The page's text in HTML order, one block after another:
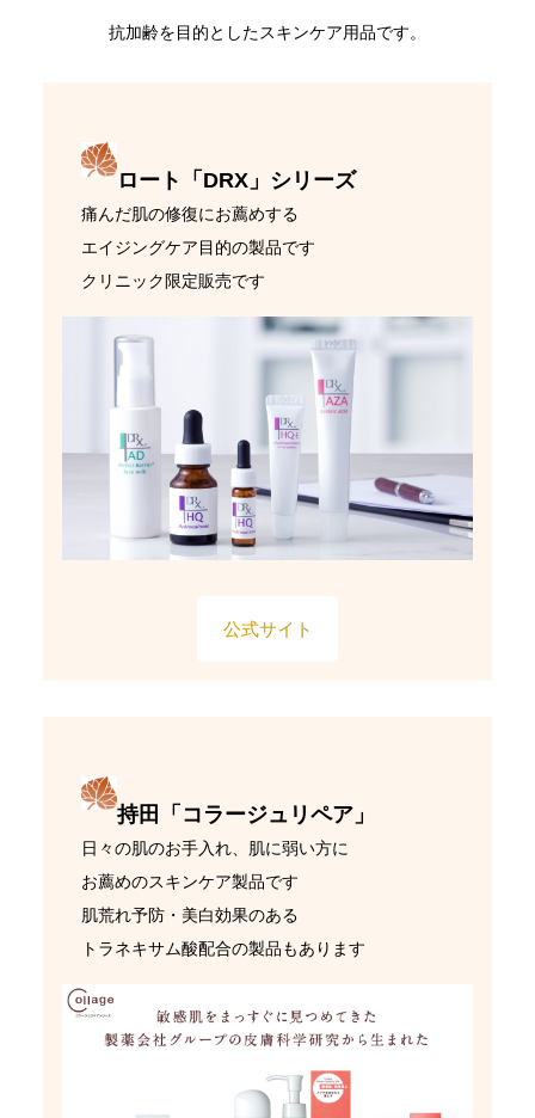
抗加齢を目的としたスキンケア用品です。
ロート「DRX」シリーズ
痛んだ肌の修復にお薦めする
エイジングケア目的の製品です
クリニック限定販売です
公式サイト
持田「コラージュリペア」
日々の肌のお手入れ、肌に弱い方に
お薦めのスキンケア製品です
肌荒れ予防・美白効果のある
トラネキサム酸配合の製品もあります